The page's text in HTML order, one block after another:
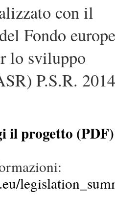
con il
Fondo
lo sviluppo
P.S.R.
il progetto (PDF)